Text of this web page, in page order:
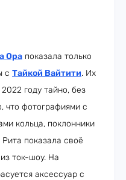
Ора показала только
с Тайкой Вайтити. Их
году тайно, без
что фотографиями с
кольца, поклонники
показала своё
ток-шоу. На
аксессуар с